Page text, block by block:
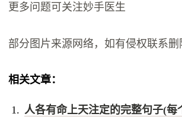
更多问题可关注妙手医生
部分图片来源网络，如有侵权联系删
相关文章：
人各有命上天注定的完整句子(每